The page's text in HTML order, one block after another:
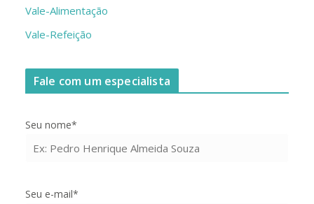
Vale-Alimentação
Vale-Refeição
Fale com um especialista
Seu nome*
Seu e-mail*